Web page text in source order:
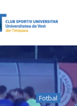
Fotbal